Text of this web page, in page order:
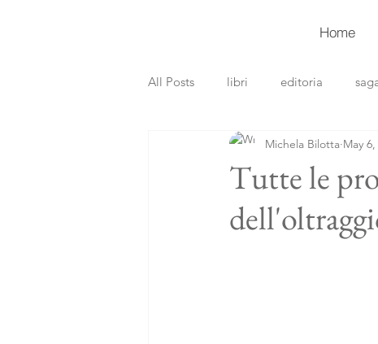
Home
All Posts libri editoria
recensioni libri gialli
Tutte le
Michela Bilotta May